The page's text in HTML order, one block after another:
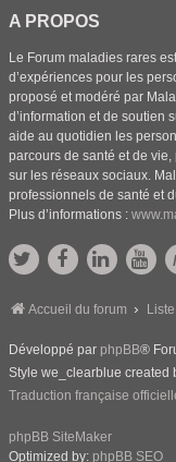
A PROPOS
Le Forum maladies rares
d’expériences pour les
proposé et modéré par
d’information et de soutien
aide au quotidien les
parcours de santé et de
sur les réseaux sociaux.
professionnels de santé et
Plus d’informations :
Accueil du forum
Développé par phpBB®
Style we_clearblue created
Traduction française
phpBB SiteMaker
Optimized by: phpBB SEO